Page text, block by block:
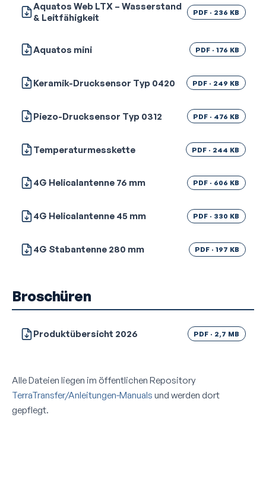
Aquatos Web LTX – Wasserstand
& Leitfähigkeit
PDF · 236 KB
Aquatos mini PDF · 176 KB
Keramik-Drucksensor Typ 0420 PDF · 249 KB
Piezo-Drucksensor Typ 0312 PDF · 476 KB
Temperaturmesskette PDF · 244 KB
4G Helicalantenne 76 mm PDF · 606 KB
4G Helicalantenne 45 mm PDF · 330 KB
4G Stabantenne 280 mm PDF · 197 KB
Broschüren
Produktübersicht 2026 PDF · 2,7 MB
Alle Dateien liegen im öffentlichen Repository
TerraTransfer/Anleitungen-Manuals und werden dort
gepflegt.